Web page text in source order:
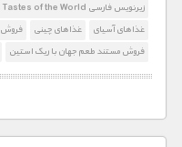
زیرنویس فارسی Rick Stein's Tastes of the World
غذاهای آسیای
غذاهای چینی
فروش DVD طعم جهان با ریک استین
فروش مستند طعم جهان با ریک استین